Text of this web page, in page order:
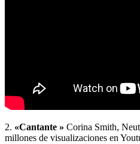
2. «Cantante » Corina Smith,
millones de visualizaciones en